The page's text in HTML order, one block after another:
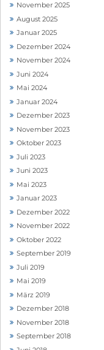
November 2025
August 2025
Januar 2025
Dezember 2024
November 2024
Juni 2024
Mai 2024
Januar 2024
Dezember 2023
November 2023
Oktober 2023
Juli 2023
Juni 2023
Mai 2023
Januar 2023
Dezember 2022
November 2022
Oktober 2022
September 2019
Juli 2019
Mai 2019
März 2019
Dezember 2018
November 2018
September 2018